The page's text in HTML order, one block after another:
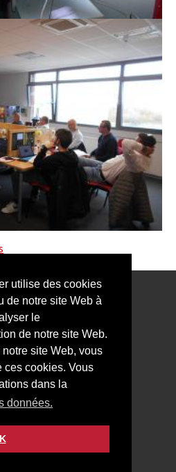
utilise des cookies
de notre site Web à
le
de notre site Web.
site Web, vous
ces cookies. Vous
dans la
données.
vous intéresse?
des données
Contact